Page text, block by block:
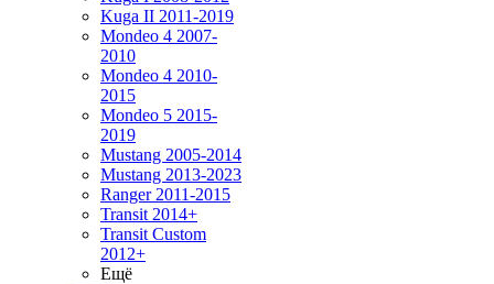
Kuga II 2011-2019
Mondeo 4 2007-
2010
Mondeo 4 2010-
2015
Mondeo 5 2015-
2019
Mustang 2005-2014
Mustang 2013-2023
Ranger 2011-2015
Transit 2014+
Transit Custom
2012+
Ещё